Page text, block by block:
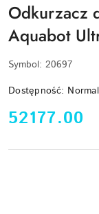
Odkurzacz
Aquabot
Symbol: 20697
Dostępność:
cena:
52177.00